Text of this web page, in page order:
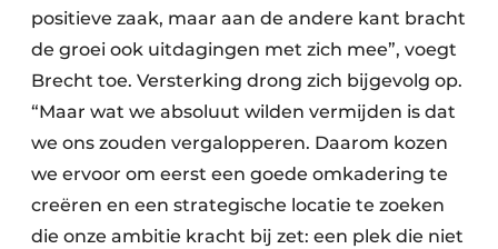
positieve zaak, maar aan de andere kant bracht
de groei ook uitdagingen met zich mee”, voegt
Brecht toe. Versterking drong zich bijgevolg op.
“Maar wat we absoluut wilden vermijden is dat
we ons zouden vergalopperen. Daarom kozen
we ervoor om eerst een goede omkadering te
creëren en een strategische locatie te zoeken
die onze ambitie kracht bij zet: een plek die niet